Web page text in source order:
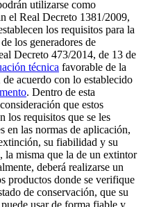
utilizarse como
el Real Decreto 1381/2009,
los requisitos para la
los generadores de
Decreto 473/2014, de 13 de
técnica favorable de la
acuerdo con lo establecido
. Dentro de esta
que estos
los requisitos que se les
en las normas de aplicación,
su fiabilidad y su
la misma que la de un extintor
deberá realizarse un
productos donde se verifique
de conservación, que su